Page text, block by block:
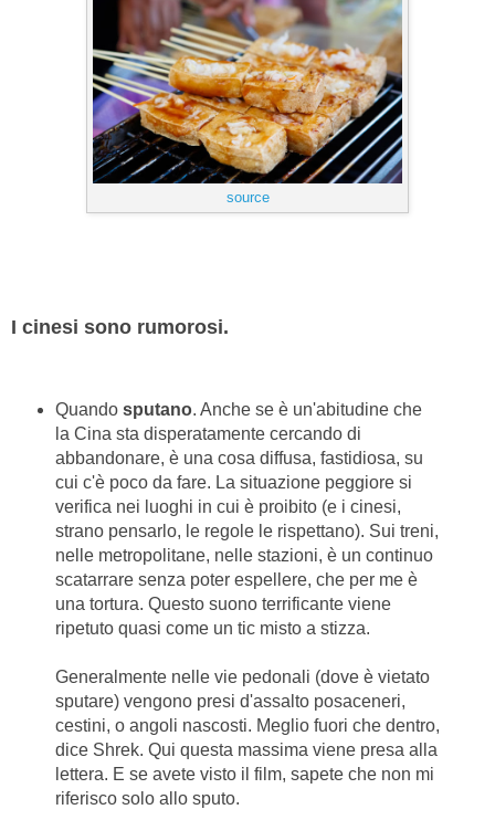
source
I cinesi sono rumorosi.
Quando sputano. Anche se è un'abitudine che
la Cina sta disperatamente cercando di
abbandonare, è una cosa diffusa, fastidiosa, su
cui c'è poco da fare. La situazione peggiore si
verifica nei luoghi in cui è proibito (e i cinesi,
strano pensarlo, le regole le rispettano). Sui treni,
nelle metropolitane, nelle stazioni, è un continuo
scatarrare senza poter espellere, che per me è
una tortura. Questo suono terrificante viene
ripetuto quasi come un tic misto a stizza.
Generalmente nelle vie pedonali (dove è vietato
sputare) vengono presi d'assalto posaceneri,
cestini, o angoli nascosti. Meglio fuori che dentro,
dice Shrek. Qui questa massima viene presa alla
lettera. E se avete visto il film, sapete che non mi
riferisco solo allo sputo.